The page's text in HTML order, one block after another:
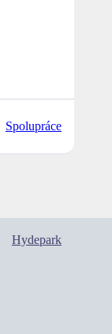
Spolupráce
Hydepark